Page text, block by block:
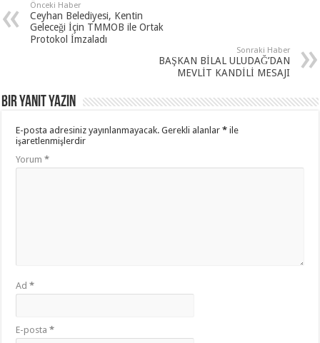
Önceki Haber
Ceyhan Belediyesi, Kentin
Geleceği İçin TMMOB ile Ortak
Protokol İmzaladı
Sonraki Haber
BAŞKAN BİLAL ULUDAĞ’DAN
MEVLİT KANDİLİ MESAJI
Bir yanıt yazın
E-posta adresiniz yayınlanmayacak. Gerekli alanlar* ile
işaretlenmişlerdir
Yorum*
Ad*
E-posta*